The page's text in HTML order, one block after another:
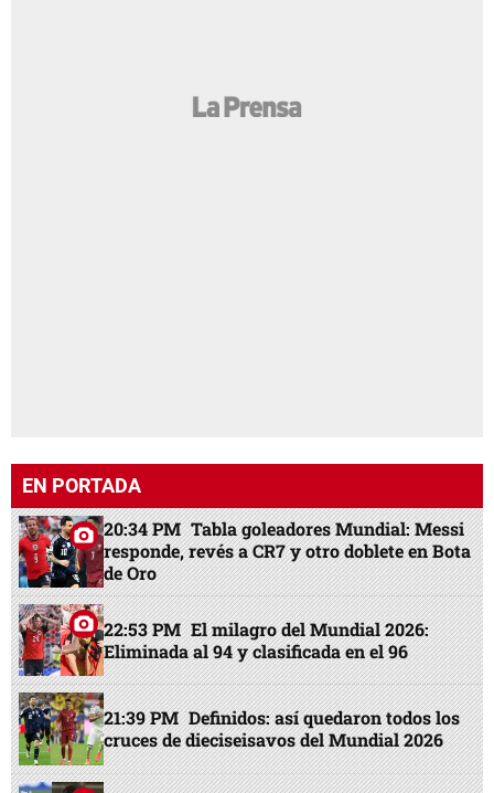
EN PORTADA
20:34 PM Tabla goleadores Mundial: Messi
responde, revés a CR7 y otro doblete en Bota
de Oro
22:53 PM El milagro del Mundial 2026:
Eliminada al 94 y clasificada en el 96
21:39 PM Definidos: así quedaron todos los
cruces de dieciseisavos del Mundial 2026